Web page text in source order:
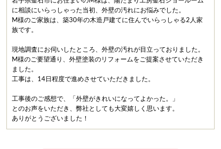
に相談にいらっしゃった当初、外壁の汚れにお悩みでした。
M様のご家族は、築30年の木造戸建てに住んでいらっしゃる2人家
族です。
現地調査にお伺いしたところ、外壁の汚れが目立っておりました。
M様のご要望通り、外壁塗装のリフォームをご提案させていただき
ました。
工事は、14日程度で進めさせていただきました。
工事後のご感想で、「外壁がきれいになってよかった。」
とのお声をいただき、弊社としても大変嬉しく思います。
ありがとうございました！